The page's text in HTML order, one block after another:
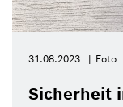
31.08.2023 Foto
Sicherheit